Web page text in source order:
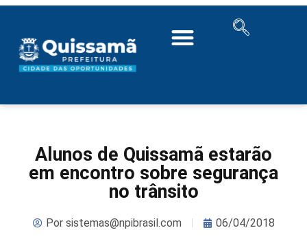
Alunos de Quissamã estarão
em encontro sobre segurança
no trânsito
Porsistemas@npibrasil.com 06/04/2018